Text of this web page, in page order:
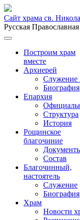
Сайт храма св.
Русская
Построим храм
вместе
Архиерей
Служение
Биография
Епархия
Структура
История
Рощинское
благочиние
Состав
Благочинный,
настоятель
Служение
Биография
Храм
Новости